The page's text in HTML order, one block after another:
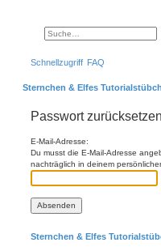
Suche
Erweiterte Suche
Schnellzugriff FAQ
Sternchen & Elfes
Passwort zurücksetzen
E-Mail-Adresse:
Du musst die E-Mail-Adresse
nachträglich in deinem
Sternchen & Elfes